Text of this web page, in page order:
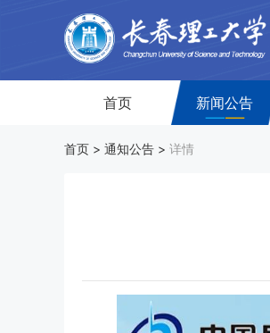
首页 新闻公告
首页 > 通知公告 > 详情